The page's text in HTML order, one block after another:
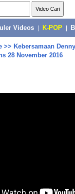
Videos K-POP
>> Kebersamaan
28 November 2016